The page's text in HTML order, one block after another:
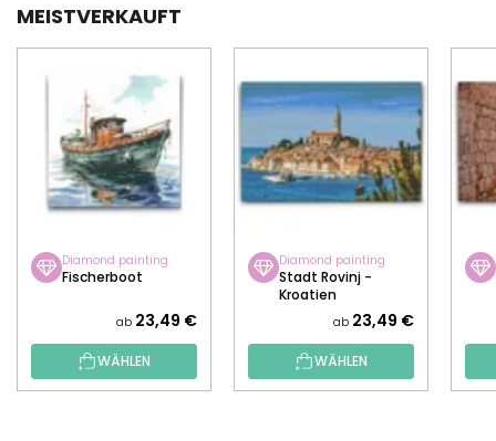
MEISTVERKAUFT
Diamond painting
Fischerboot
ab 23,49 €
WÄHLEN
Diamond painting
Stadt Rovinj -
Kroatien
ab 23,49 €
WÄHLEN